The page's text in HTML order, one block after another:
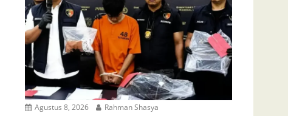
Agustus 8, 2026 Rahman Shasya